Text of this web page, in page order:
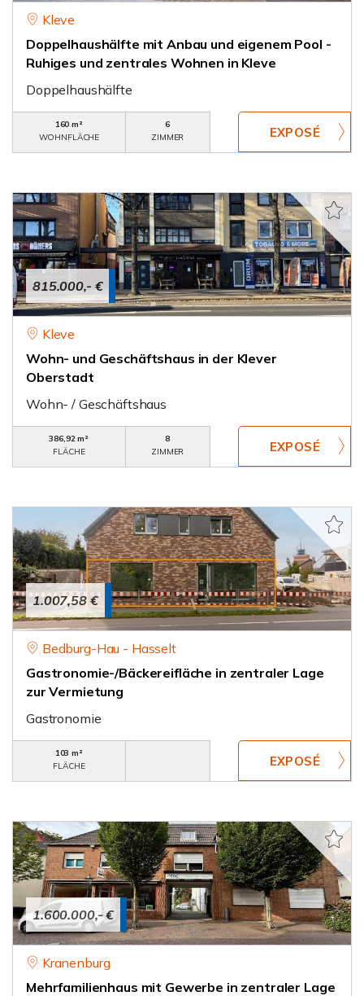
Kleve
Doppelhaushälfte mit Anbau und eigenem Pool -
Ruhiges und zentrales Wohnen in Kleve
Doppelhaushälfte
160 m²
WOHNFLÄCHE
6
ZIMMER
815.000,- €
Kleve
Wohn- und Geschäftshaus in der Klever
Oberstadt
Wohn- / Geschäftshaus
386,92 m²
FLÄCHE
8
ZIMMER
1.007,58 €
Bedburg-Hau - Hasselt
Gastronomie-/Bäckereifläche in zentraler Lage
zur Vermietung
Gastronomie
103 m²
FLÄCHE
1.600.000,- €
Kranenburg
Mehrfamilienhaus mit Gewerbe in zentraler Lage